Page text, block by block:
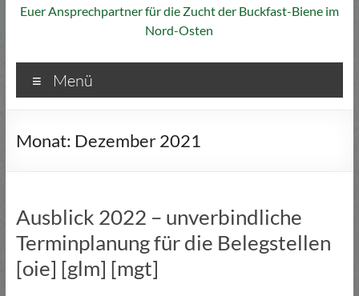
Euer Ansprechpartner für die Zucht der Buckfast-Biene im
Nord-Osten
Menü
Monat: Dezember 2021
Ausblick 2022 – unverbindliche
Terminplanung für die Belegstellen
[oie] [glm] [mgt]